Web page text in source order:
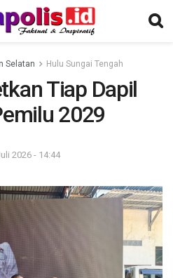
Selatan Hulu Sungai Tengah
Tiap Dapil
2029
2026 - 14:44